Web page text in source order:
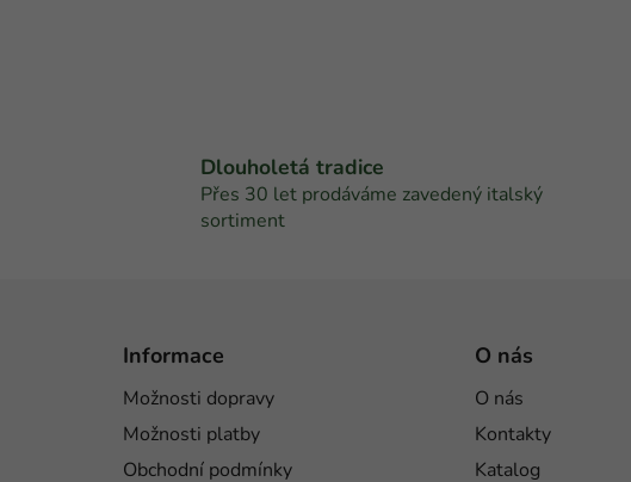
Dlouholetá tradice
Přes 30 let prodáváme zavedený italský
sortiment
Informace
Možnosti dopravy
Možnosti platby
Obchodní podmínky
O nás
O nás
Kontakty
Katalog